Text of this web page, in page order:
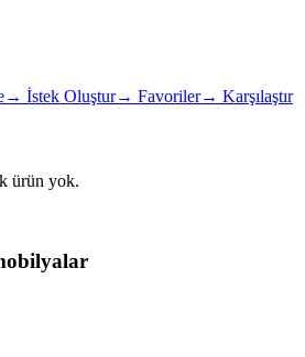
→ İstek Oluştur→ Favoriler→ Karşılaştır
ürün yok.